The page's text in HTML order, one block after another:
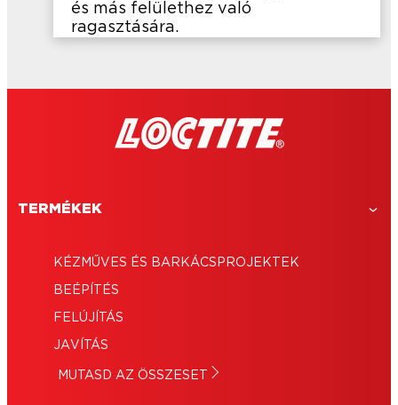
és más felülethez való
ragasztására.
TERMÉKEK
KÉZMŰVES ÉS BARKÁCSPROJEKTEK
BEÉPÍTÉS
FELÚJÍTÁS
JAVÍTÁS
MUTASD AZ ÖSSZESET